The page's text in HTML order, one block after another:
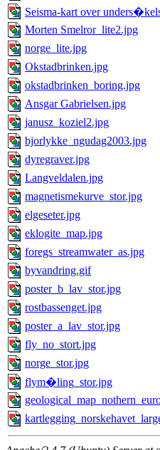
Seisma-kart over
Morten Smelror_lite2.jpg
norge_lite.jpg
Okstadbrinken.jpg
okstadbrinken_boring.jpg
Ansgar Gabrielsen.jpg
janusz_koziel2.jpg
bjorlykke_ngudag2003.jpg
dyregraver.jpg
Langveldalen.jpg
magnetismekurve_stor.jpg
elgeseter.jpg
eklogite_map.jpg
foregs_streamwater_as.jpg
byvandring.gif
poster_b_lav_stor.jpg
rostbassenget.jpg
poster_a_lav_stor.jpg
fly_no_stort.jpg
norge_stor.jpg
flym�ling_stor.jpg